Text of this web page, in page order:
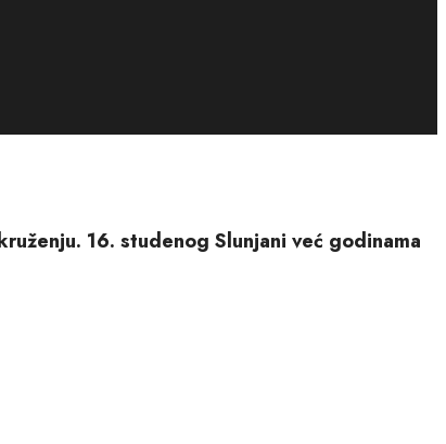
16. studenog Slunjani već godinama